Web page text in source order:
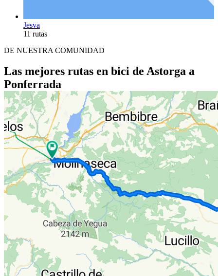
Jesva
11 rutas
DE NUESTRA COMUNIDAD
Las mejores rutas en bici de Astorga a
Ponferrada